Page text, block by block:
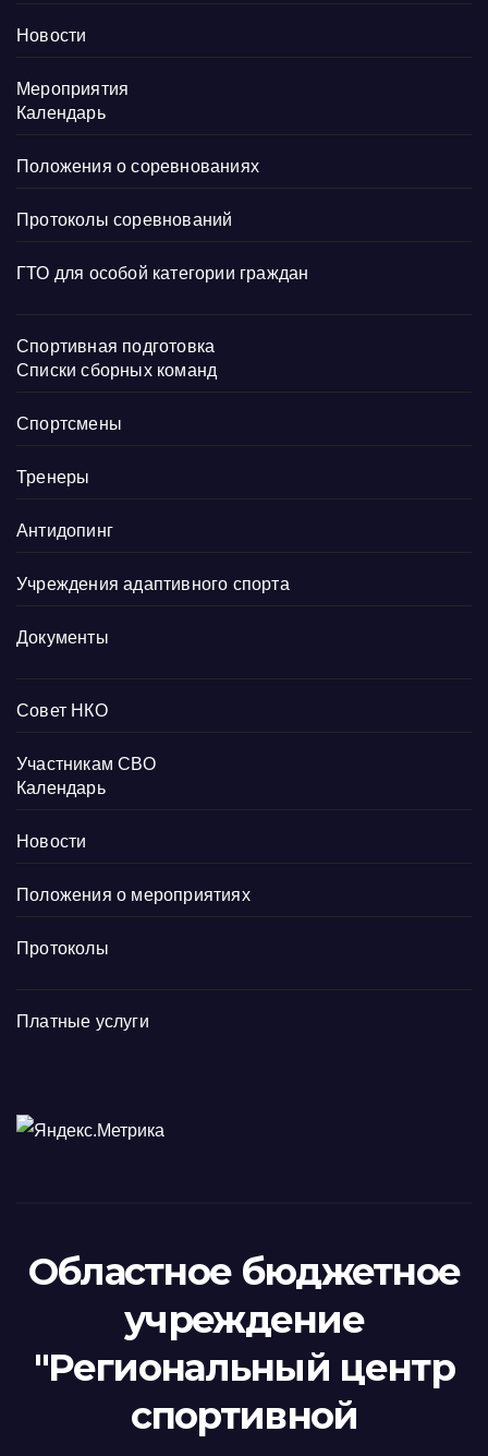
Новости
Мероприятия
Календарь
Положения о соревнованиях
Протоколы соревнований
ГТО для особой категории граждан
Спортивная подготовка
Списки сборных команд
Спортсмены
Тренеры
Антидопинг
Учреждения адаптивного спорта
Документы
Совет НКО
Участникам СВО
Календарь
Новости
Положения о мероприятиях
Протоколы
Платные услуги
Областное бюджетное
учреждение
"Региональный центр
спортивной